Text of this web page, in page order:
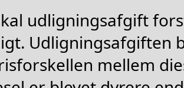
udligningsafgift
Udligningsafgiften
mellem